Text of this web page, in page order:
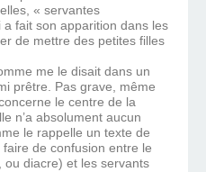
« servantes
a fait son apparition dans les
de mettre des petites filles
me le disait dans un
prêtre. Pas grave, même
le centre de la
n’a absolument aucun
le rappelle un texte de
de confusion entre le
diacre) et les servants